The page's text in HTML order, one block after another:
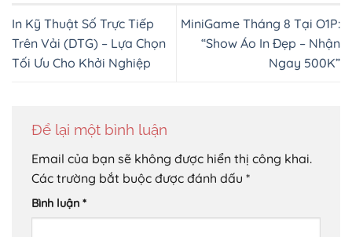
In Kỹ Thuật Số Trực Tiếp
Trên Vải (DTG) – Lựa Chọn
Tối Ưu Cho Khởi Nghiệp
MiniGame Tháng 8 Tại O1P:
“Show Áo In Đẹp – Nhận
Ngay 500K”
Để lại một bình luận
Email của bạn sẽ không được hiển thị công khai.
Các trường bắt buộc được đánh dấu *
Bình luận *